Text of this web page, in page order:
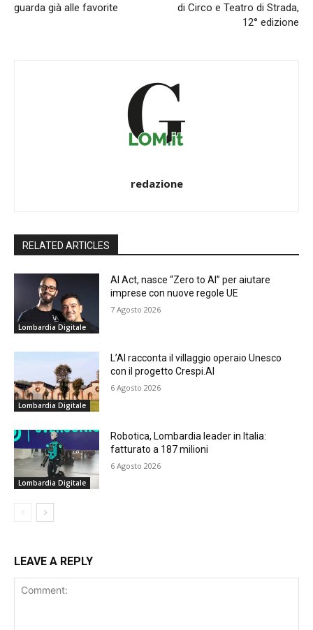
guarda già alle favorite
di Circo e Teatro di Strada,
12° edizione
redazione
RELATED ARTICLES
Lombardia Digitale
AI Act, nasce “Zero to AI” per aiutare
imprese con nuove regole UE
7 Agosto 2026
Lombardia Digitale
L’AI racconta il villaggio operaio Unesco
con il progetto Crespi.AI
6 Agosto 2026
Lombardia Digitale
Robotica, Lombardia leader in Italia:
fatturato a 187 milioni
6 Agosto 2026
LEAVE A REPLY